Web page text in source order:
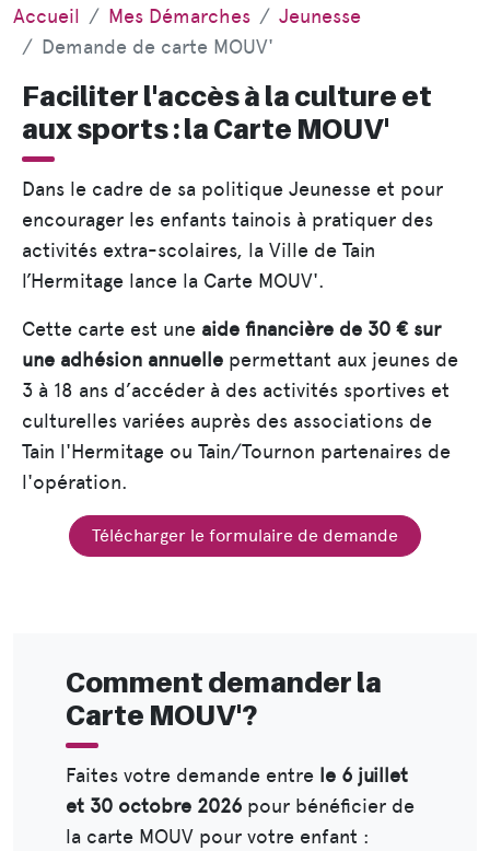
Accueil Mes Démarches
Jeunesse
Demande de carte MOUV'
Faciliter l'accès à la culture et
aux sports : la Carte MOUV'
Dans le cadre de sa politique Jeunesse et pour
encourager les enfants tainois à pratiquer des
activités extra-scolaires, la Ville de Tain
l’Hermitage lance la Carte MOUV'.
Cette carte est une aide financière de 30 € sur
une adhésion annuelle permettant aux jeunes de
3 à 18 ans d’accéder à des activités sportives et
culturelles variées auprès des associations de
Tain l'Hermitage ou Tain/Tournon partenaires de
l'opération.
Télécharger le formulaire de demande
Comment demander la
Carte MOUV'?
Faites votre demande entre le 6 juillet
et 30 octobre 2026 pour bénéficier de
la carte MOUV pour votre enfant :